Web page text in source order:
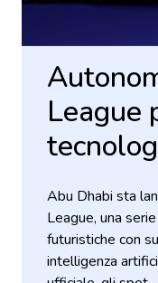
League
Abu Dhabi sta
League, una
futuristiche con
intelligenza